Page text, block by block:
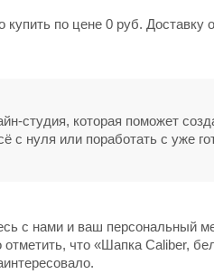
по цене 0 руб.
студия, которая поможет
с нуля или поработать с уже
с нами и ваш персональный
что «Шапка Caliber,